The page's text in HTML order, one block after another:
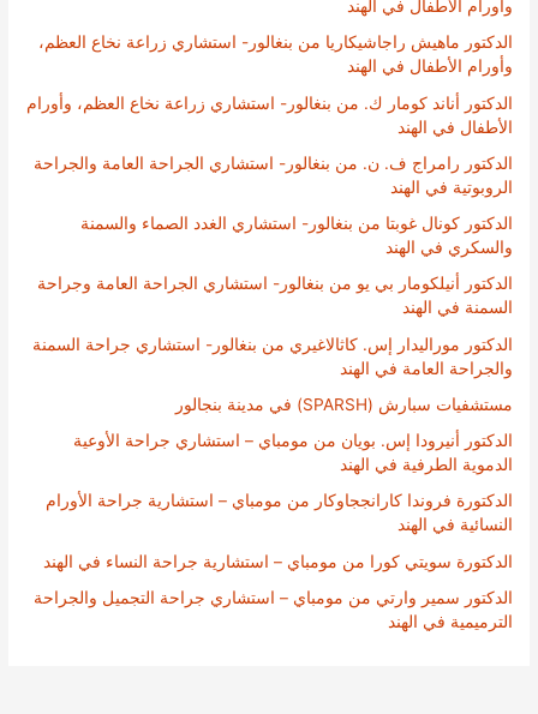
وأورام الأطفال في الهند
الدكتور ماهيش راجاشيكاريا من بنغالور- استشاري زراعة نخاع العظم،
وأورام الأطفال في الهند
الدكتور أناند كومار ك. من بنغالور- استشاري زراعة نخاع العظم، وأورام
الأطفال في الهند
الدكتور رامراج ف. ن. من بنغالور- استشاري الجراحة العامة والجراحة
الروبوتية في الهند
الدكتور كونال غوبتا من بنغالور- استشاري الغدد الصماء والسمنة
والسكري في الهند
الدكتور أنيلكومار بي يو من بنغالور- استشاري الجراحة العامة وجراحة
السمنة في الهند
الدكتور موراليدار إس. كاثالاغيري من بنغالور- استشاري جراحة السمنة
والجراحة العامة في الهند
مستشفيات سبارش (SPARSH) في مدينة بنجالور
الدكتور أنيرودا إس. بويان من مومباي – استشاري جراحة الأوعية
الدموية الطرفية في الهند
الدكتورة فروندا كارانججاوكار من مومباي – استشارية جراحة الأورام
النسائية في الهند
الدكتورة سويتي كورا من مومباي – استشارية جراحة النساء في الهند
الدكتور سمير وارتي من مومباي – استشاري جراحة التجميل والجراحة
الترميمية في الهند